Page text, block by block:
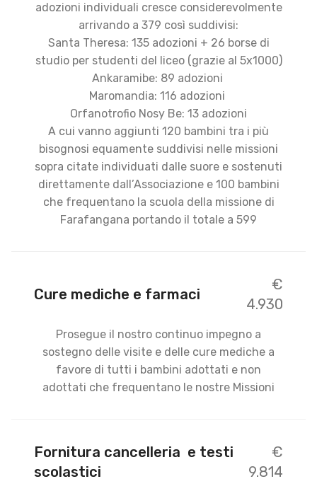
adozioni individuali cresce considerevolmente
arrivando a 379 così suddivisi:
Santa Theresa: 135 adozioni + 26 borse di
studio per studenti del liceo (grazie al 5x1000)
Ankaramibe: 89 adozioni
Maromandia: 116 adozioni
Orfanotrofio Nosy Be: 13 adozioni
A cui vanno aggiunti 120 bambini tra i più
bisognosi equamente suddivisi nelle missioni
sopra citate individuati dalle suore e sostenuti
direttamente dall’Associazione e 100 bambini
che frequentano la scuola della missione di
Farafangana portando il totale a 599
Cure mediche e farmaci
€
4.930
Prosegue il nostro continuo impegno a
sostegno delle visite e delle cure mediche a
favore di tutti i bambini adottati e non
adottati che frequentano le nostre Missioni
Fornitura cancelleria e testi
scolastici
€
9.814